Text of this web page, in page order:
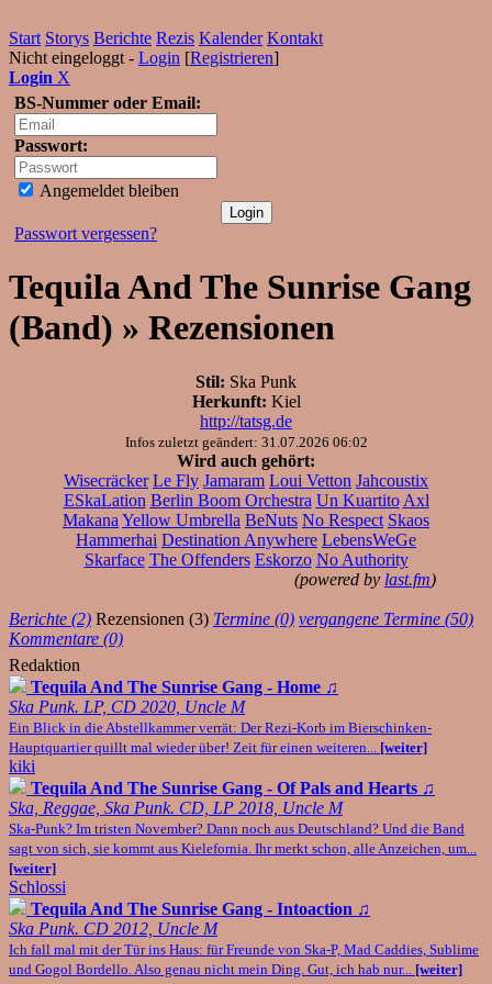
Start Storys Berichte Rezis Kalender Kontakt
Nicht eingeloggt - Login [Registrieren]
Login X
BS-Nummer oder Email:
Passwort:
Angemeldet bleiben
Passwort vergessen?
Tequila And The Sunrise Gang
(Band) » Rezensionen
Stil: Ska Punk
Herkunft: Kiel
http://tatsg.de
Infos zuletzt geändert: 31.07.2026 06:02
Wird auch gehört:
Wisecräcker Le Fly Jamaram Loui Vetton Jahcoustix
ESkaLation Berlin Boom Orchestra Un Kuartito Axl
Makana Yellow Umbrella BeNuts No Respect Skaos
Hammerhai Destination Anywhere LebensWeGe
Skarface The Offenders Eskorzo No Authority
(powered by last.fm)
Berichte (2) Rezensionen (3) Termine (0) vergangene Termine (50)
Kommentare (0)
Redaktion
Tequila And The Sunrise Gang - Home ♫
Ska Punk. LP, CD 2020, Uncle M
Ein Blick in die Abstellkammer verrät: Der Rezi-Korb im Bierschinken-
Hauptquartier quillt mal wieder über! Zeit für einen weiteren... [weiter]
kiki
Tequila And The Sunrise Gang - Of Pals and Hearts ♫
Ska, Reggae, Ska Punk. CD, LP 2018, Uncle M
Ska-Punk? Im tristen November? Dann noch aus Deutschland? Und die Band
sagt von sich, sie kommt aus Kielefornia. Ihr merkt schon, alle Anzeichen, um...
[weiter]
Schlossi
Tequila And The Sunrise Gang - Intoaction ♫
Ska Punk. CD 2012, Uncle M
Ich fall mal mit der Tür ins Haus: für Freunde von Ska-P, Mad Caddies, Sublime
und Gogol Bordello. Also genau nicht mein Ding. Gut, ich hab nur... [weiter]